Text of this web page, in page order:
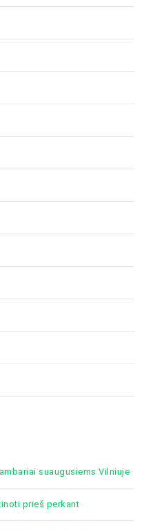
suaugusiems Vilniuje
prieš perkant